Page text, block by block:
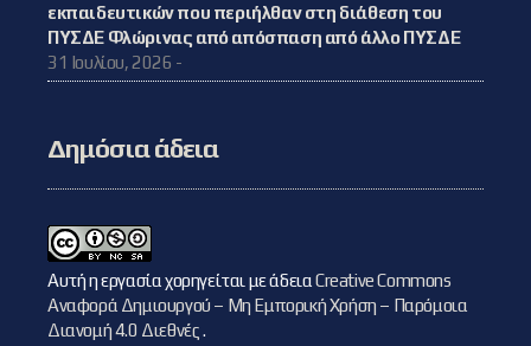
εκπαιδευτικών που περιήλθαν στη διάθεση του
ΠΥΣΔΕ Φλώρινας από απόσπαση από άλλο ΠΥΣΔΕ
31 Ιουλίου, 2026 -
Δημόσια άδεια
Αυτή η εργασία χορηγείται με άδειαCreative Commons
Αναφορά Δημιουργού – Μη Εμπορική Χρήση – Παρόμοια
Διανομή 4.0 Διεθνές.